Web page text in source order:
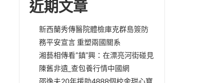
近期文章
新西蘭秀傳醫院體檢庫克群島簽防
務平安宣言 重塑兩國關系
湘藝相傳看“鎮”興：在漂亮河街碰見
陳舊非遺_查包養行情中國網
邵逸夫20年援助4888個校舍甜心寶